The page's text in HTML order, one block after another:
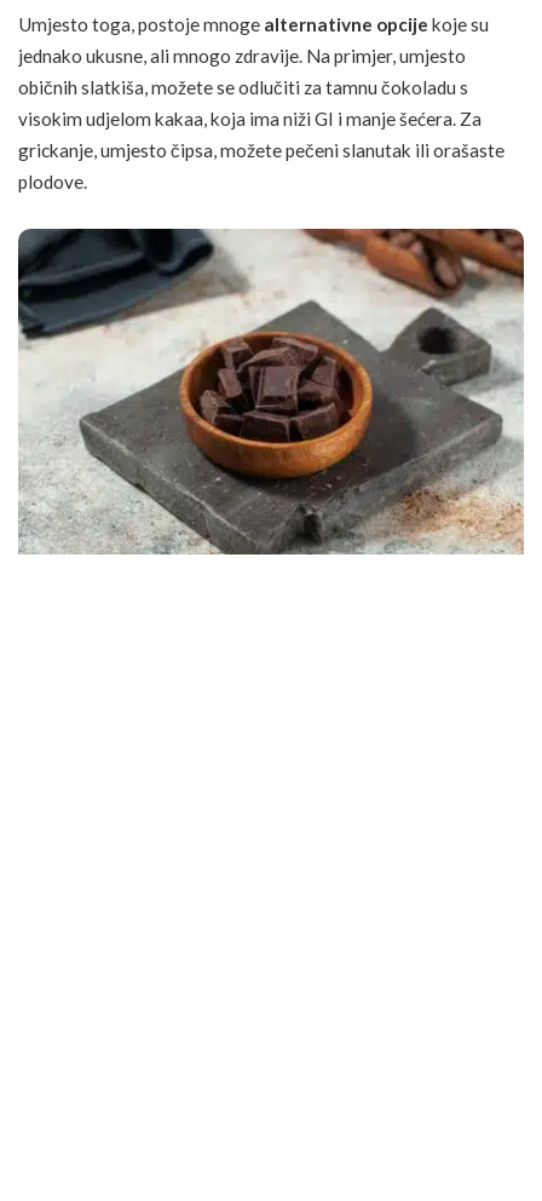
Umjesto toga, postoje mnoge alternativne opcije koje su
jednako ukusne, ali mnogo zdravije. Na primjer, umjesto
običnih slatkiša, možete se odlučiti za tamnu čokoladu s
visokim udjelom kakaa, koja ima niži GI i manje šećera. Za
grickanje, umjesto čipsa, možete pečeni slanutak ili orašaste
plodove.